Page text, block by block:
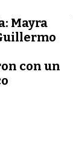
Mayra
con un